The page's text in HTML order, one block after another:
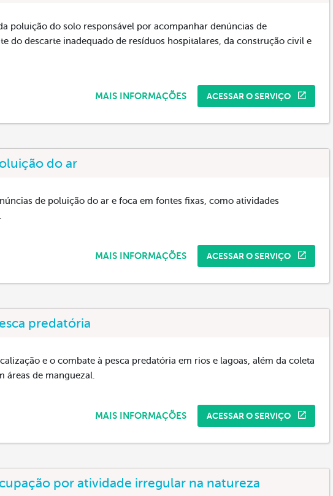
poluição do solo responsável por acompanhar denúncias de
do descarte inadequado de resíduos hospitalares, da construção civil e
ACESSAR O SERVIÇO
MAIS INFORMAÇÕES
do ar
de poluição do ar e foca em fontes fixas, como atividades
ACESSAR O SERVIÇO
MAIS INFORMAÇÕES
predatória
e o combate à pesca predatória em rios e lagoas, além da coleta
áreas de manguezal.
ACESSAR O SERVIÇO
MAIS INFORMAÇÕES
por atividade irregular na natureza